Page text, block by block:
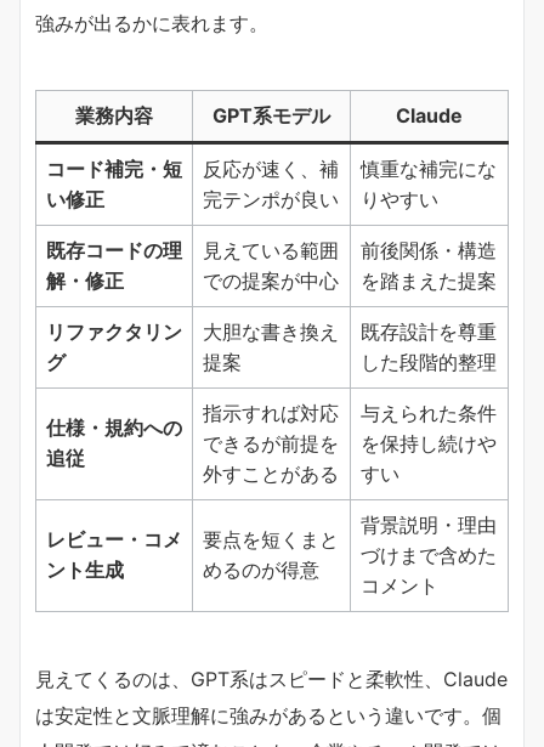
強みが出るかに表れます。
業務内容 GPT系モデル Claude
​コード補完・短
い修正​
反応が速く、補
完テンポが良い
慎重な補完にな
りやすい
​既存コードの理
解・修正​
見えている範囲
での提案が中心
前後関係・構造
を踏まえた提案
​リファクタリン
グ​
大胆な書き換え
提案
既存設計を尊重
した段階的整理
​仕様・規約への
追従​
指示すれば対応
できるが前提を
外すことがある
与えられた条件
を保持し続けや
すい
​レビュー・コメ
ント生成​
要点を短くまと
めるのが得意
背景説明・理由
づけまで含めた
コメント
見えてくるのは、GPT系はスピードと柔軟性、Claude
は安定性と文脈理解に強みがあるという違いです。個